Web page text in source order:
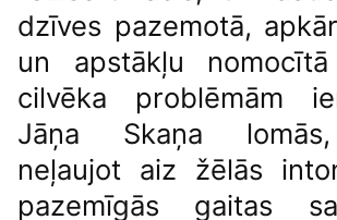
dzīves pazemotā,
un apstākļu
cilvēka problēmām
Jāņa Skaņa
neļaujot aiz žēlās
pazemīgās gaitas